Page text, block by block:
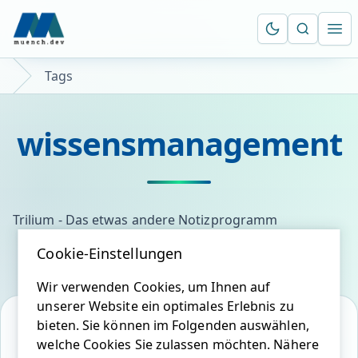
Suche
Tags
wissensmanagement
Trilium - Das etwas andere Notizprogramm
Cookie-Einstellungen
Wir verwenden Cookies, um Ihnen auf
unserer Website ein optimales Erlebnis zu
bieten. Sie können im Folgenden auswählen,
welche Cookies Sie zulassen möchten. Nähere